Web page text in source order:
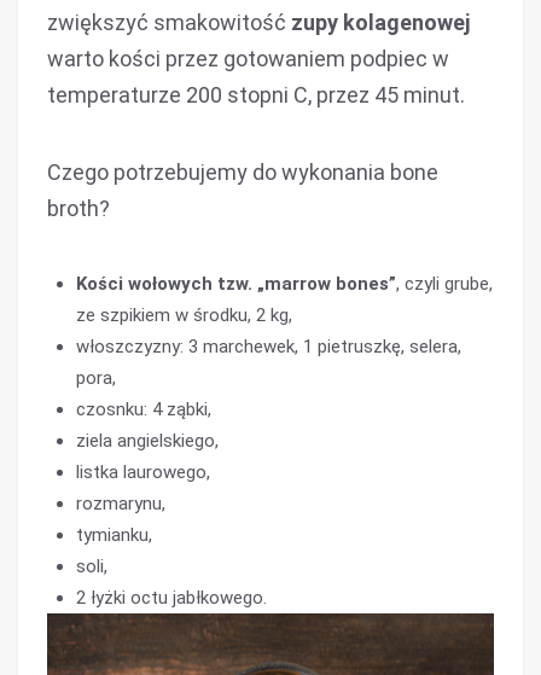
zwiększyć smakowitość zupy kolagenowej
warto kości przez gotowaniem podpiec w
temperaturze 200 stopni C, przez 45 minut.
Czego potrzebujemy do wykonania bone
broth?
Kości wołowych tzw. „marrow bones”, czyli grube,
ze szpikiem w środku, 2 kg,
włoszczyzny: 3 marchewek, 1 pietruszkę, selera,
pora,
czosnku: 4 ząbki,
ziela angielskiego,
listka laurowego,
rozmarynu,
tymianku,
soli,
2 łyżki octu jabłkowego.